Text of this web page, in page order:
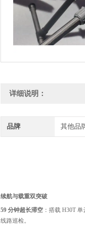
详细说明：
品牌 其他品
续航与载重双突破
59 分钟超长滞空 ：搭载 H30T
线路巡检。